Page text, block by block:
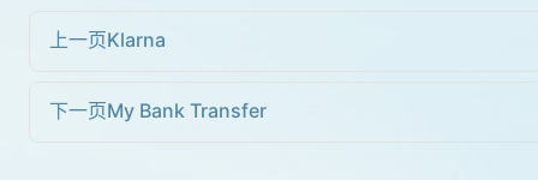
上一页Klarna
下一页My Bank Transfer